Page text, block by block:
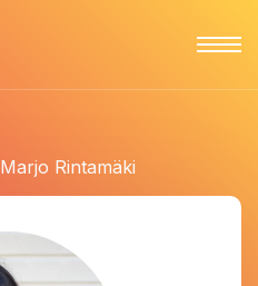
Marjo Rintamäki